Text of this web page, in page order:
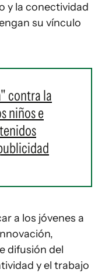
y la conectividad
su vínculo
contra la
niños e
a los jóvenes a
difusión del
y el trabajo